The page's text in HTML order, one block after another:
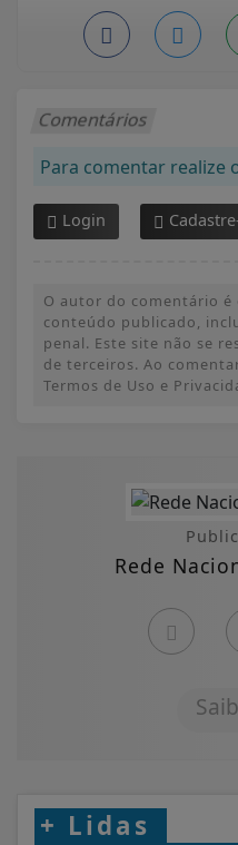
Comentários
Para comentar realize
Login
O autor do comentário é
conteúdo publicado,
penal. Este site não se
de terceiros. Ao
Termos de Uso e
Rede
+ Lidas